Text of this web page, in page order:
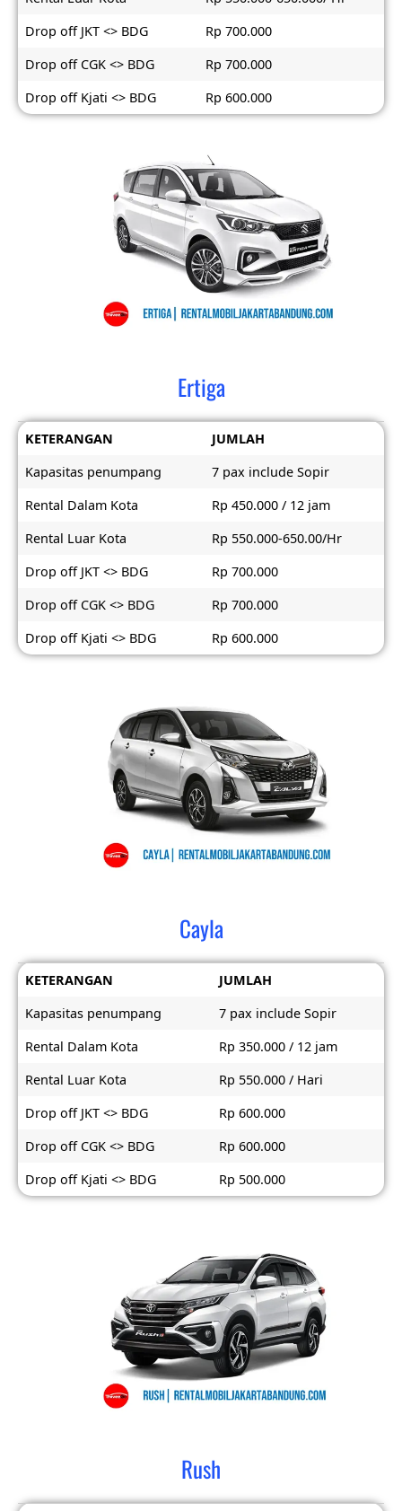
Drop off JKT <> BDG
Rp 700.000
Drop off CGK <> BDG
Rp 700.000
Drop off Kjati <> BDG
Rp 600.000
Ertiga
KETERANGAN
JUMLAH
Kapasitas penumpang
7 pax include Sopir
Rental Dalam Kota
Rp 450.000 / 12 jam
Rental Luar Kota
Rp 550.000-650.00/Hr
Drop off JKT <> BDG
Rp 700.000
Drop off CGK <> BDG
Rp 700.000
Drop off Kjati <> BDG
Rp 600.000
Cayla
KETERANGAN
JUMLAH
Kapasitas penumpang
7 pax include Sopir
Rental Dalam Kota
Rp 350.000 / 12 jam
Rental Luar Kota
Rp 550.000 / Hari
Drop off JKT <> BDG
Rp 600.000
Drop off CGK <> BDG
Rp 600.000
Drop off Kjati <> BDG
Rp 500.000
Rush